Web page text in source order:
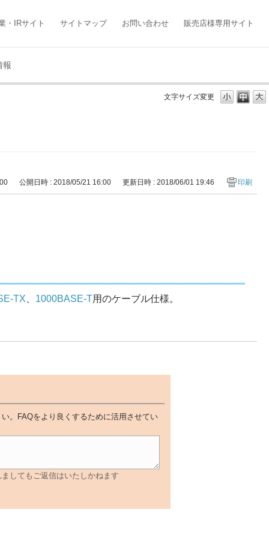
・IRサイト サイトマップ お問い合わせ 販売店様専用サイト
報
文字サイズ変更
公開日時 : 2018/05/21 16:00 更新日時 : 2018/06/01 19:46 印刷
TX 1000BASE-T用のケーブル仕様。
。FAQをより良くするために活用させてい
してもご返信はいたしかねます